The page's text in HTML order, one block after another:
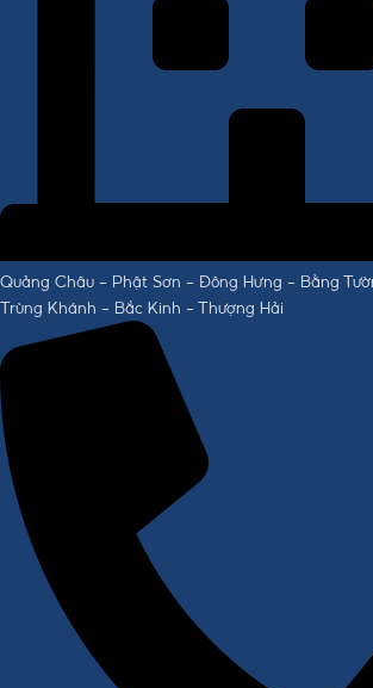
Quảng Châu - Phật Sơn - Đông Hưng - Bằng
Trùng Khánh - Bắc Kinh - Thượng Hải